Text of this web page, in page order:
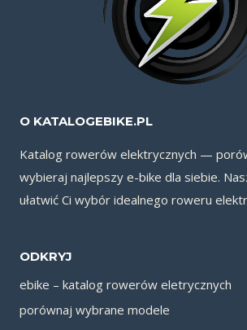
O KATALOGEBIKE.PL
Katalog rowerów elektrycznych —
wybieraj najlepszy e-bike dla siebie.
ułatwić Ci wybór idealnego roweru
ODKRYJ
ebike – katalog rowerów eletrycznych
porównaj wybrane modele